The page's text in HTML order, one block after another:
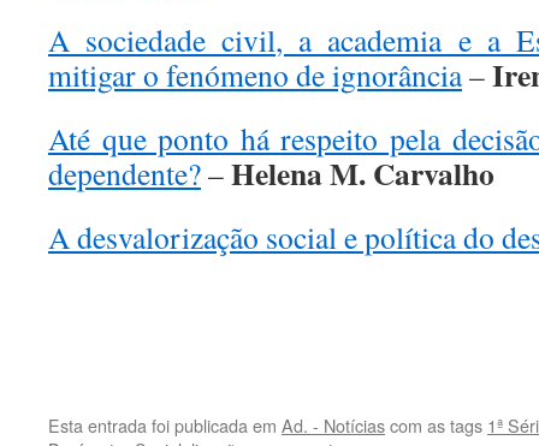
A sociedade civil, a academia e a
mitigar o fenómeno de ignorância–
Até que ponto há respeito pela
dependente?–Helena M. Carvalho
A desvalorização social e política do
Esta entrada foi publicada em Ad. - Notíciascom as tags 1ª